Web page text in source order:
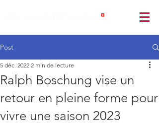
Post
Ralph Boschung vise un
retour en pleine forme pour
vivre une saison 2023
5 déc. 2022 2 min de lecture